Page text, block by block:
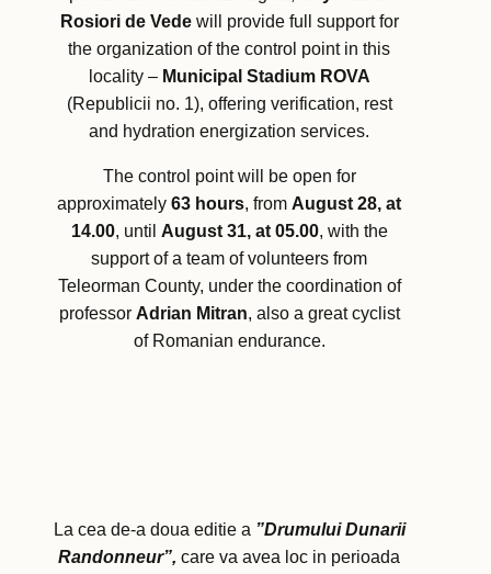
Rosiori de Vedewill provide full support for
the organization of the control point in this
locality – Municipal Stadium ROVA
(Republicii no. 1), offering verification, rest
and hydration energization services.
The control point will be open for
approximately 63 hours, from August 28, at
14.00, until August 31, at 05.00, with the
support of a team of volunteers from
Teleorman County, under the coordination of
professor Adrian Mitran, also a great cyclist
of Romanian endurance.
La cea de-a doua editie a ”Drumului Dunarii
Randonneur”, care va avea loc in perioada